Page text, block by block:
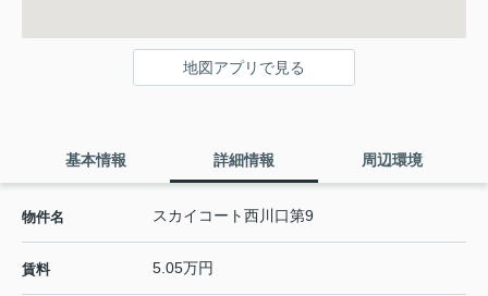
地図アプリで見る
基本情報 詳細情報 周辺環境
物件名 スカイコート西川口第9
賃料 5.05万円